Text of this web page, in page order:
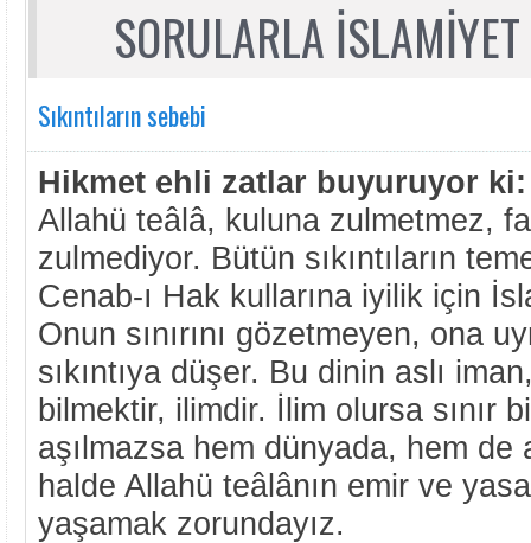
SORULARLA
Sıkıntıların sebebi
Hikmet ehli zatlar buyuruyor ki:
Allahü teâlâ, kuluna zulmetmez,
zulmediyor. Bütün sıkıntıların
Cenab-ı Hak kullarına iyilik için
Onun sınırını gözetmeyen, ona
sıkıntıya düşer. Bu dinin aslı
bilmektir, ilimdir. İlim olursa sınır
aşılmazsa hem dünyada, hem
halde Allahü teâlânın emir ve
yaşamak zorundayız.